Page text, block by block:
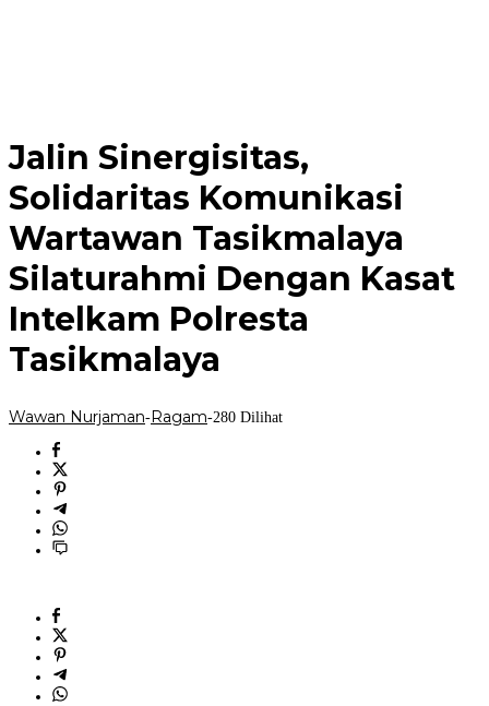
Jalin Sinergisitas,
Solidaritas Komunikasi
Wartawan Tasikmalaya
Silaturahmi Dengan Kasat
Intelkam Polresta
Tasikmalaya
Wawan Nurjaman-Ragam-280 Dilihat